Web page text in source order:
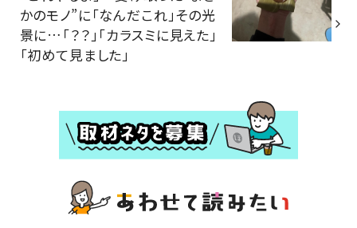
かのモノ”に「なんだこれ」その光
景に…「？？」「カラスミに見えた」
「初めて見ました」